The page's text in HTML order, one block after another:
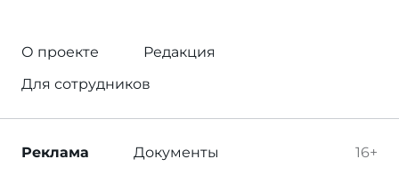
О проекте
Редакция
Для сотрудников
16+
Реклама Документы